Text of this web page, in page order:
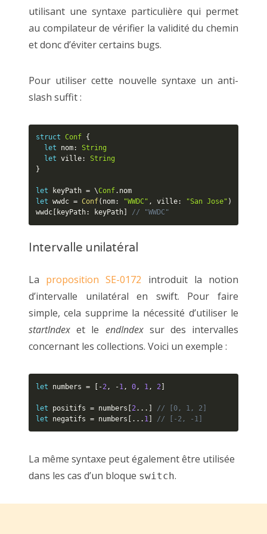
utilisant une syntaxe particulière qui permet
au compilateur de vérifier la validité du chemin
et donc d’éviter certains bugs.
Pour utiliser cette nouvelle syntaxe un anti-
slash suffit :
struct Conf {
let nom:
String
let ville:
String
}
let keyPath = \Conf.
let wwdc = Conf( nom: "WWDC" , ville: "San Jose" )
wwdc [ keyPath: keyPath] // "WWDC"
Intervalle unilatéral
La proposition SE-0172 introduit la notion
d’intervalle unilatéral en swift. Pour faire
simple, cela supprime la nécessité d’utiliser le
startIndex et le endIndexsur des intervalles
concernant les collections. Voici un exemple :
let numbers = [ -2 , -1 , 0 , 1 , 2 ]
let positifs = numbers [2 . . . ]
// [0, 1, 2]
let negatifs = numbers [ . . . 1 ] // [-2, -1]
La même syntaxe peut également être utilisée
dans les cas d’un bloque switch.